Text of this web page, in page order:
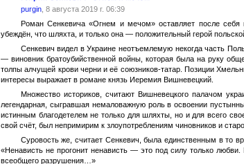
purgin, 8 августа 2019 г. 06:39
Роман Сенкевича «Огнем и мечом» оставляет после себя
убеждён, что шляхта, и только она — положительный герой
Сенкевич видел в Украине неотъемлемую некогда часть
— виновник братоубийственной войны, которая была на руку
толпы алчущей крови черни и её союзников-татар. Позиции
интересы выражает в романе князь Иеремия Вишневецкий.
Множество историков, считают Вишневецкого палачом
легендарная, сыгравшая немаловажную роль в освоении
истинным благодетелем не только для шляхты, но и для всего
свой счёт, был непримирим к злоупотреблениям чиновников и
Суровость же, считает Сенкевич, была единственным в то
«Ненависть не прогонит ненависть — это под силу только
всеобщего разрушения…»